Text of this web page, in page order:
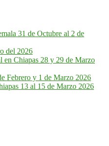
31 de Octubre al 2 de
del 2026
en Chiapas 28 y 29 de Marzo
Febrero y 1 de Marzo 2026
13 al 15 de Marzo 2026